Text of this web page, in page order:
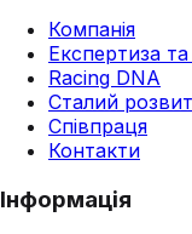
Компанія
Експертиза та
Racing DNA
Сталий
Співпраця
Контакти
Інформація